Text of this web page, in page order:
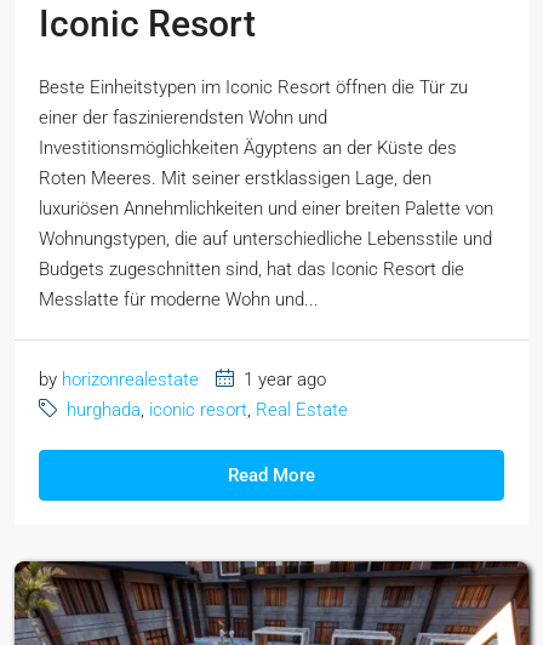
Iconic Resort
Beste Einheitstypen im Iconic Resort öffnen die Tür zu
einer der faszinierendsten Wohn und
Investitionsmöglichkeiten Ägyptens an der Küste des
Roten Meeres. Mit seiner erstklassigen Lage, den
luxuriösen Annehmlichkeiten und einer breiten Palette von
Wohnungstypen, die auf unterschiedliche Lebensstile und
Budgets zugeschnitten sind, hat das Iconic Resort die
Messlatte für moderne Wohn und...
by horizonrealestate
1 year ago
hurghada iconic resort Real Estate
Read More